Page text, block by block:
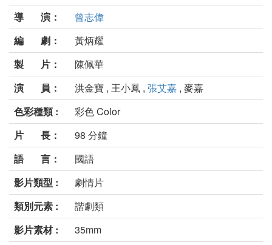
導 演：
曾志偉
編 劇：
黃炳耀
製 片：
陳佩華
演 員：
洪金寶 , 王小鳳 , 張艾嘉 , 麥嘉
色彩種類 :
彩色 Color
片 長：
98 分鐘
語 言：
國語
影片類型 :
劇情片
類別元素 :
諧劇類
影片素材 :
35mm